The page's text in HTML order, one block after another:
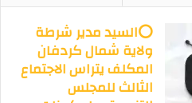
⭕السيد مدير شرطة
ولاية شمال كردفان
المكلف يتراس الاجتماع
الثالث للمجلس